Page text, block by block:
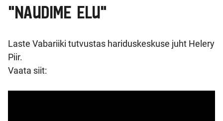
"NAUDIME ELU"
Laste Vabariiki tutvustas hariduskeskuse juht Helery
Piir.
Vaata siit: